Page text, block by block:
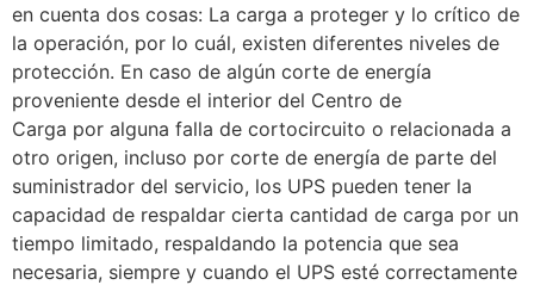
en cuenta dos cosas: La carga a proteger y lo crítico de
la operación, por lo cuál, existen diferentes niveles de
protección. En caso de algún corte de energía
proveniente desde el interior del Centro de
Carga por alguna falla de cortocircuito o relacionada a
otro origen, incluso por corte de energía de parte del
suministrador del servicio, los UPS pueden tener la
capacidad de respaldar cierta cantidad de carga por un
tiempo limitado, respaldando la potencia que sea
necesaria, siempre y cuando el UPS esté correctamente